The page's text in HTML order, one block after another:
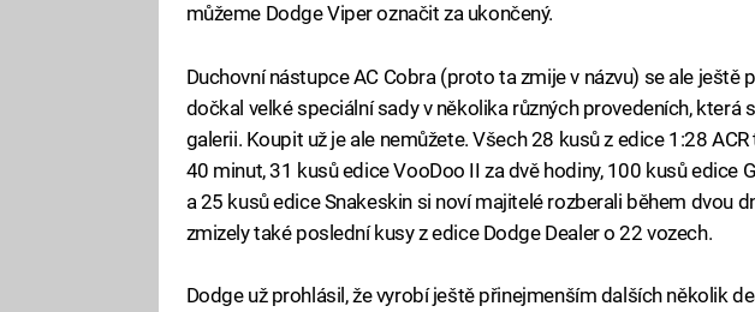
můžeme Dodge Viper označit za ukončený.
Duchovní nástupce AC Cobra (proto ta zmije v názvu) se ale ještě
dočkal velké speciální sady v několika různých provedeních, která
galerii. Koupit už je ale nemůžete. Všech 28 kusů z edice 1:28
40 minut, 31 kusů edice VooDoo II za dvě hodiny, 100 kusů edice
a 25 kusů edice Snakeskin si noví majitelé rozberali během dvou
zmizely také poslední kusy z edice Dodge Dealer o 22 vozech.
Dodge už prohlásil, že vyrobí ještě přinejmenším dalších několik